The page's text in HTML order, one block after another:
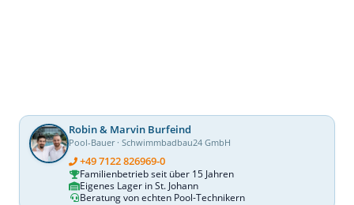
Robin & Marvin Burfeind
Pool-Bauer · Schwimmbadbau24 GmbH
+49 7122 826969-0
Familienbetrieb seit über 15 Jahren
Eigenes Lager in St. Johann
Beratung von echten Pool-Technikern